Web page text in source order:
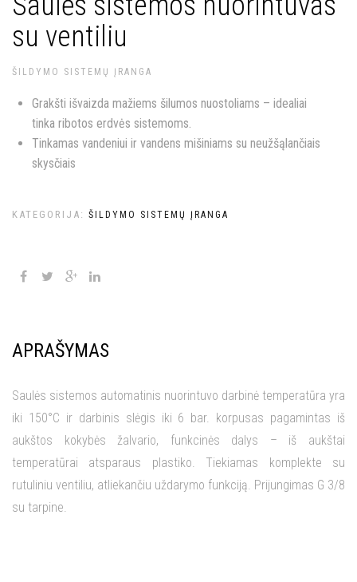
su ventiliu
ŠILDYMO SISTEMŲ ĮRANGA
Grakšti išvaizda mažiems šilumos nuostoliams – idealiai
tinka ribotos erdvės sistemoms.
Tinkamas vandeniui ir vandens mišiniams su neužšąlančiais
skysčiais
KATEGORIJA: ŠILDYMO SISTEMŲ ĮRANGA
APRAŠYMAS
Saulės sistemos automatinis nuorintuvo darbinė temperatūra yra
iki 150°C ir darbinis slėgis iki 6 bar. korpusas pagamintas iš
aukštos kokybės žalvario, funkcinės dalys – iš aukštai
temperatūrai atsparaus plastiko. Tiekiamas komplekte su
rutuliniu ventiliu, atliekančiu uždarymo funkciją. Prijungimas G 3/8
su tarpine.